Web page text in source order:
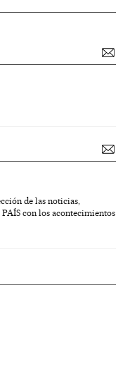
de las noticias,
con los acontecimientos